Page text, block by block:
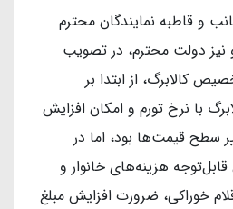
و قاطبه نمایندگان محترم
دولت محترم، در تصویب
کالابرگ، از ابتدا بر
با نرخ تورم و امکان افزایش
سطح قیمت‌ها بود، اما در
هزینه‌های خانوار و
اقلام خوراکی، ضرورت افزایش مبلغ